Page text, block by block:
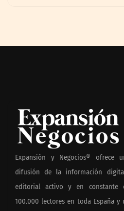
Expansión y Negocios® ofrece
difusión de la información
editorial activo y en constante
100.000 lectores en toda España